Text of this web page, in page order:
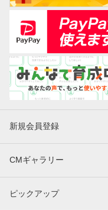
新規会員登録
CMギャラリー
ピックアップ